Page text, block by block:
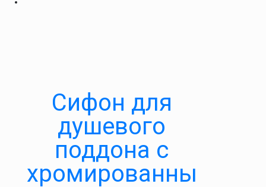
Cифон для
душевого
поддона с
хромированны